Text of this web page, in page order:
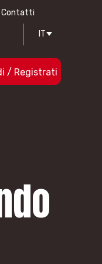
di qualità
Contatti
IT
/ Registrati